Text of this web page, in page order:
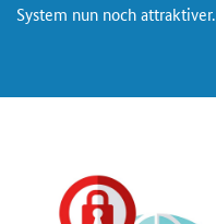
System nun noch attraktiver.